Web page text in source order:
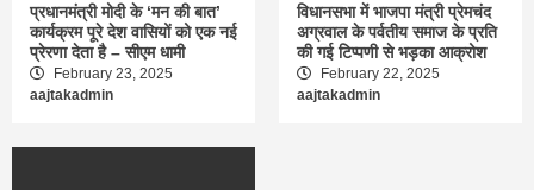
प्रधानमंत्री मोदी के ‘मन की बात’
कार्यक्रम पूरे देश वासियों को एक नई
प्रेरणा देता है – सीएम धामी
February 23, 2025
aajtakadmin
विधानसभा में भाजपा मंत्री प्रेमचंद
अग्रवाल के पर्वतीय समाज के प्रति
की गई टिप्पणी से भड़का आक्रोश
February 22, 2025
aajtakadmin